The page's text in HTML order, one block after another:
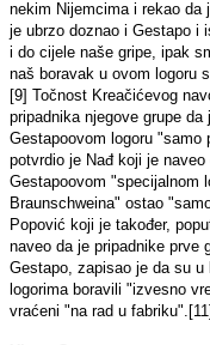
nekim Nijemcima i rekao da
je ubrzo doznao i Gestapo i
i do cijele naše gripe, ipak
naš boravak u ovom logoru
[9] Točnost Kreačićevog
pripadnika njegove grupe da
Gestapoovom logoru "samo
potvrdio je Nađ koji je naveo
Gestapoovom "specijalnom
Braunschweina" ostao
Popović koji je također,
naveo da je pripadnike prve
Gestapo, zapisao je da su u
logorima boravili "izvesno
vraćeni "na rad u